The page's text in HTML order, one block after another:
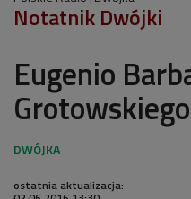
Notatnik Dwójki
Eugenio
Grotowskiego
ostatnia aktualizacja: